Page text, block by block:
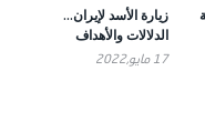
زيارة الأسد لإيران…
الدلالات والأهداف
17 مايو,2022